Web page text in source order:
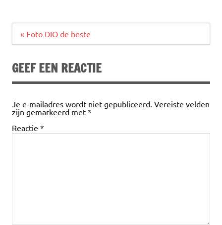
Bericht
« Foto DIO de beste
GEEF EEN REACTIE
Je e-mailadres wordt niet gepubliceerd. Vereiste velden
zijn gemarkeerd met *
Reactie *